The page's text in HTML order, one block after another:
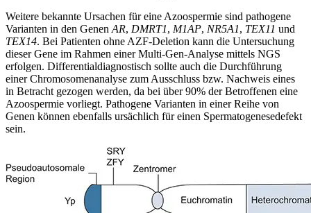
Weitere bekannte Ursachen für eine Azoospermie sind pathogene
Varianten in den GenenAR, DMRT1, M1AP, NR5A1, TEX11 und
TEX14. Bei Patienten ohne AZF-Deletion kann die Untersuchung
dieser Gene im Rahmen einer Multi-Gen-Analyse mittels NGS
erfolgen. Differentialdiagnostisch sollte auch die Durchführung
einer Chromosomenanalyse zum Ausschluss bzw. Nachweis eines
in Betracht gezogen werden, da bei über 90% der Betroffenen eine
Azoospermie vorliegt. Pathogene Varianten in einer Reihe von
Genen können ebenfalls ursächlich für einen Spermatogenesedefekt
sein.